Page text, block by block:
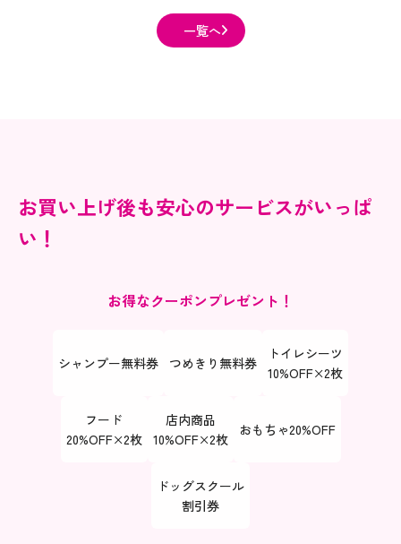
一覧へ
お買い上げ後も安心のサービスがいっぱ
い！
お得なクーポンプレゼント！
シャンプー無料券 つめきり無料券
トイレシーツ
​​​​​​​10%OFF×2枚
フード
​​​​​​​20%OFF×2枚
店内商品
​​​​​​​10%OFF×2枚
おもちゃ20%OFF
ドッグスクール
​​​​​​​割引券